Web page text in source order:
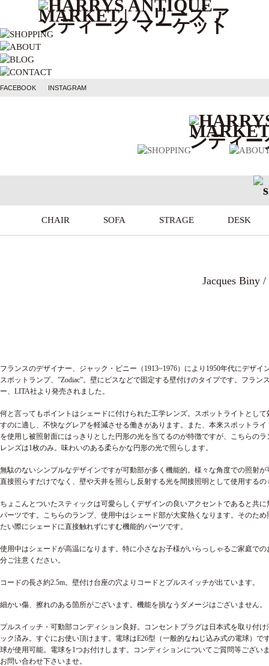
FACEBOOK INSTAGRAM
CHAIR SOFA STRAGE DESK
Jacques Biny
フランスのデザイナー、ジャック・ビニー（1913~1976）により1950年代にデザイ
スポットランプ、”Zodiac”。壁にビスなどで固定する壁付けのタイプです。フラン
ー、LITA社より発売されました。
何と言ってもポイントはシェードに付けられた工学レンズ。スポットライトとし
すのに適し、不快なグレアを軽減させる働きがあります。また、本来スポットライ
を使用し被照射面にはっきりとした円形の光を当てるのが特徴ですが、こちらの
レンズは1枚のみ。味わいのある柔らかな円形の光で照らします。
無駄のないシンプルなデザインですが可動部が多く機能的。様々な角度での照射
直接照らすだけでなく、壁や天井を照らし反射する光を間接照明として使用する
ちょこんとついたスティックは可愛らしくデザインの良いアクセントであると共
パーツです。こちらのランプ、使用中はシェード部が大変熱くなります。そのた
たい際にシェードに直接触れずにすむ機能的パーツです。
使用中はシェードが高温になります。特に小さなお子様がいらっしゃるご家庭で
分ご注意ください。
コードの長さ約2.5m。壁付け台座の穴よりコードとプルスイッチが出ています。
細かい傷、擦れのある箇所がございます。機能を損なうダメージはございません。
プルスイッチ・可動部コンディション良好。コンセントプラグは日本式を取り付
ック済み。すぐにお使い頂けます。電球はE26型（一般的なねじ込み式の電球）で
球が使用可能。電球を1つお付けします。コンディションについてご質問等ござい
お問い合わせ下さいませ。